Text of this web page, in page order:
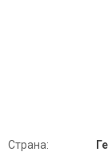
Страна: